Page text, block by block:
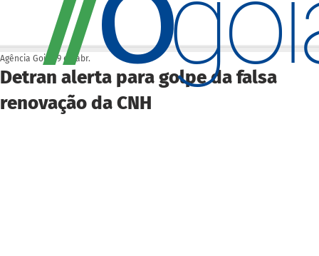
Detran alerta para golpe da falsa
renovação da CNH
Agência Goiás 9 de abr.